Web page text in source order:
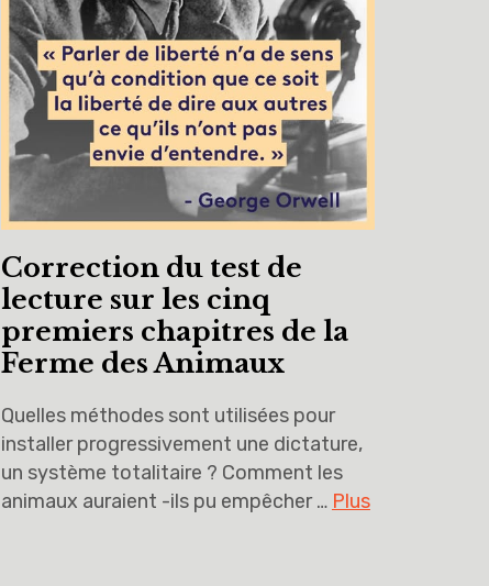
Correction du test de
lecture sur les cinq
premiers chapitres de la
Ferme des Animaux
Quelles méthodes sont utilisées pour
installer progressivement une dictature,
un système totalitaire ? Comment les
animaux auraient -ils pu empêcher … Plus